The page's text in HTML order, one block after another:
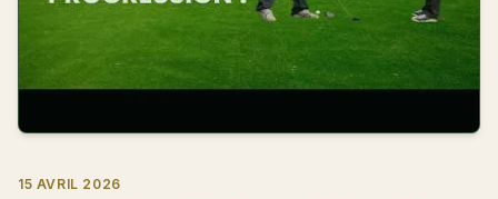
15 AVRIL 2026